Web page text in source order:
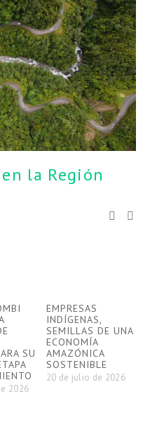
la Región
SU
2026
EMPRESAS
INDÍGENAS,
SEMILLAS DE UNA
ECONOMÍA
AMAZÓNICA
SOSTENIBLE
20 de julio de 2026